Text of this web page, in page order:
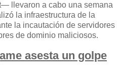
llevaron a cabo una semana
la infraestructura de la
la incautación de servidores
de dominio maliciosos.
asesta un golpe